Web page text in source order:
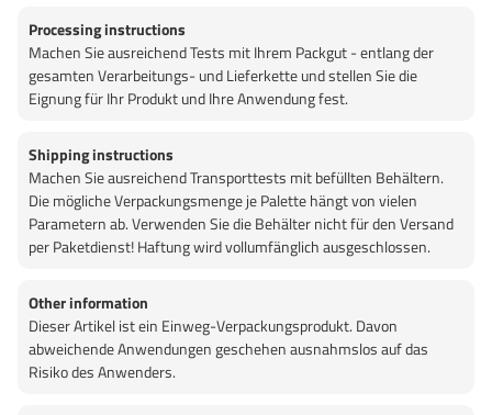
Processing instructions
Machen Sie ausreichend Tests mit Ihrem Packgut - entlang der
gesamten Verarbeitungs- und Lieferkette und stellen Sie die
Eignung für Ihr Produkt und Ihre Anwendung fest.
Shipping instructions
Machen Sie ausreichend Transporttests mit befüllten Behältern.
Die mögliche Verpackungsmenge je Palette hängt von vielen
Parametern ab. Verwenden Sie die Behälter nicht für den Versand
per Paketdienst! Haftung wird vollumfänglich ausgeschlossen.
Other information
Dieser Artikel ist ein Einweg-Verpackungsprodukt. Davon
abweichende Anwendungen geschehen ausnahmslos auf das
Risiko des Anwenders.